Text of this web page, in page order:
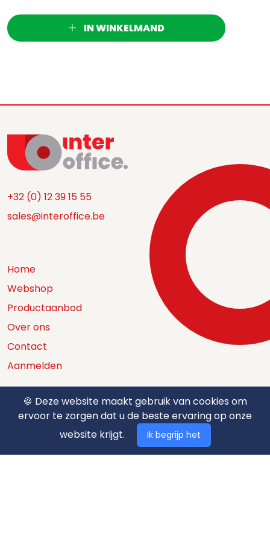
IN WINKELMAND
+32 (0) 12 39 15 55
sales@interoffice.be
Home
Webshop
Productaanbod
Over ons
Contact
Aanmelden
Catalogus
Nuttige documenten
Privacy policy
🍪 Deze website maakt gebruik van cookies om
ervoor te zorgen dat u de beste ervaring op onze
website krijgt.
Ik begrijp het